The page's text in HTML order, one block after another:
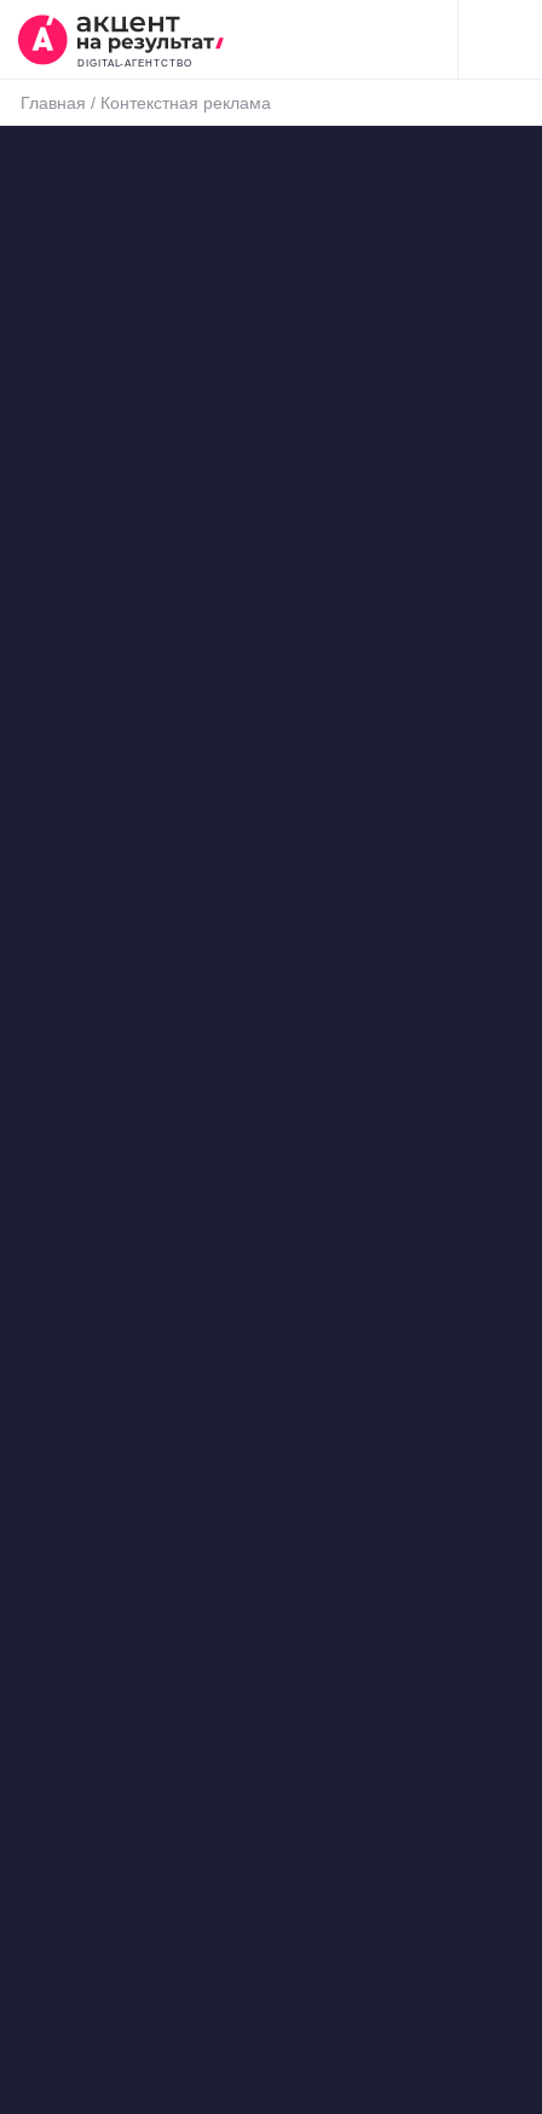
DIGITAL-АГЕНТСТВО
Главная / Контекстная реклама